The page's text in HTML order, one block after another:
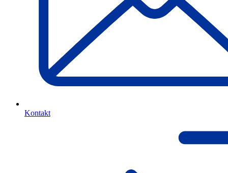
Kontakt